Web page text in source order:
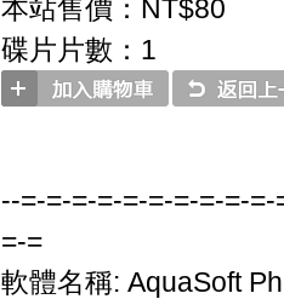
本站售價：NT$80
碟片片數：1
--=-=-=-=-=-=-=-=-=-
=-=
軟體名稱: AquaSoft